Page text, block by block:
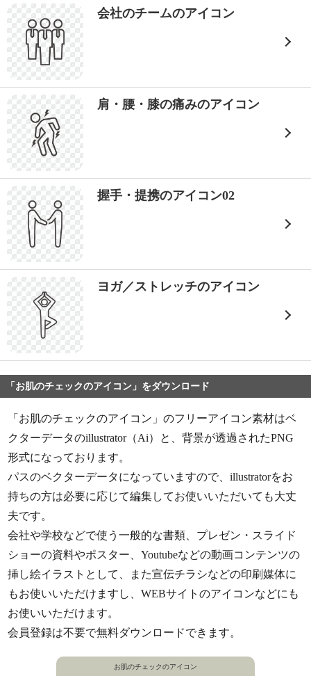
会社のチームのアイコン
肩・腰・膝の痛みのアイコン
握手・提携のアイコン02
ヨガ／ストレッチのアイコン
「お肌のチェックのアイコン」をダウンロード
「お肌のチェックのアイコン」のフリーアイコン素材はベ
クターデータのillustrator（Ai）と、背景が透過されたPNG
形式になっております。
パスのベクターデータになっていますので、illustratorをお
持ちの方は必要に応じて編集してお使いいただいても大丈
夫です。
会社や学校などで使う一般的な書類、プレゼン・スライド
ショーの資料やポスター、Youtubeなどの動画コンテンツの
挿し絵イラストとして、また宣伝チラシなどの印刷媒体に
もお使いいただけますし、WEBサイトのアイコンなどにも
お使いいただけます。
会員登録は不要で無料ダウンロードできます。
お肌のチェックのアイコン